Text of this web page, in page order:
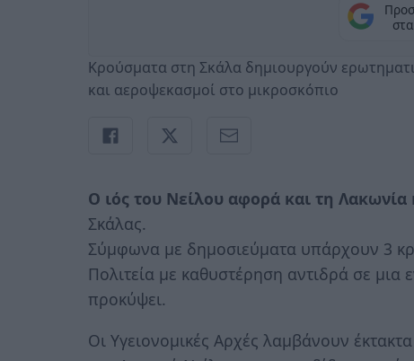
Κρούσματα στη Σκάλα δημιουργούν
και αεροψεκασμοί στο μικροσκόπιο
Ο ιός του Νείλου αφορά και τη Λακωνία
Σκάλας.
Σύμφωνα με δημοσιεύματα υπάρχουν 3
Πολιτεία με καθυστέρηση αντιδρά σε
προκύψει.
Οι Υγειονομικές Αρχές λαμβάνουν